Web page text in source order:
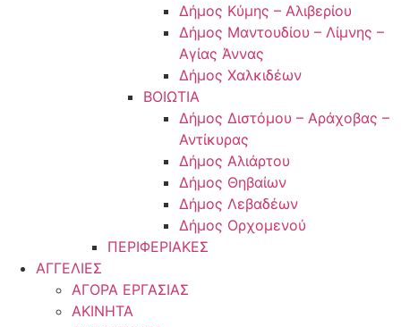
Δήμος Κύμης – Αλιβερίου
Δήμος Μαντουδίου – Λίμνης –
Αγίας Άννας
Δήμος Χαλκιδέων
ΒΟΙΩΤΙΑ
Δήμος Διστόμου – Αράχοβας –
Αντίκυρας
Δήμος Αλιάρτου
Δήμος Θηβαίων
Δήμος Λεβαδέων
Δήμος Ορχομενού
ΠΕΡΙΦΕΡΙΑΚΕΣ
ΑΓΓΕΛΙΕΣ
ΑΓΟΡΑ ΕΡΓΑΣΙΑΣ
ΑΚΙΝΗΤΑ